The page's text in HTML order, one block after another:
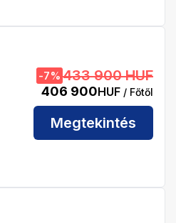
-7% 433 900 HUF
406 900HUF / Főtől
Megtekintés